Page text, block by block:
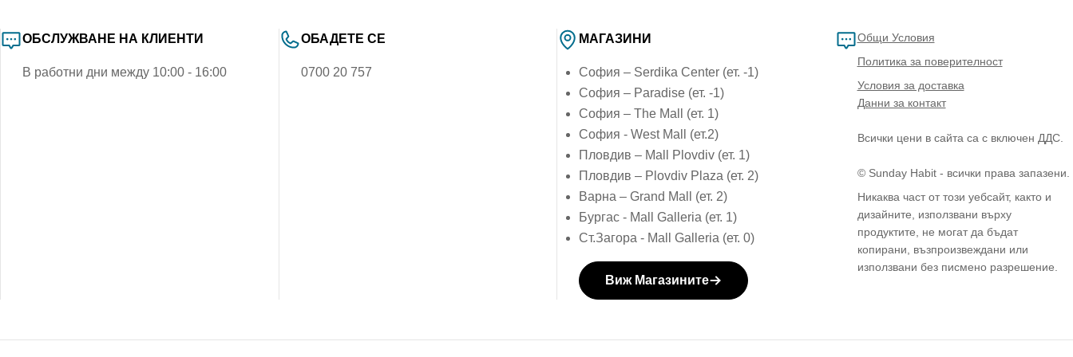
ОБСЛУЖВАНЕ НА КЛИЕНТИ
В работни дни между 10:00 - 16:00
ОБАДЕТЕ СЕ
0700 20 757
МАГАЗИНИ
София – Serdika Center (ет. -1)
София – Paradise (ет. -1)
София – The Mall (ет. 1)
София - West Mall (ет.2)
Пловдив – Mall Plovdiv (ет. 1)
Пловдив – Plovdiv Plaza (ет. 2)
Варна – Grand Mall (ет. 2)
Бургас - Mall Galleria (ет. 1)
Ст.Загора - Mall Galleria (ет. 0)
Виж Магазините
Общи Условия
Политика за поверителност
Условия за доставка
Данни за контакт
Всички цени в сайта са с включен ДДС.
© Sunday Habit - всички права запазени.
Никаква част от този уебсайт, както и
дизайните, използвани върху
продуктите, не могат да бъдат
копирани, възпроизвеждани или
използвани без писмено разрешение.